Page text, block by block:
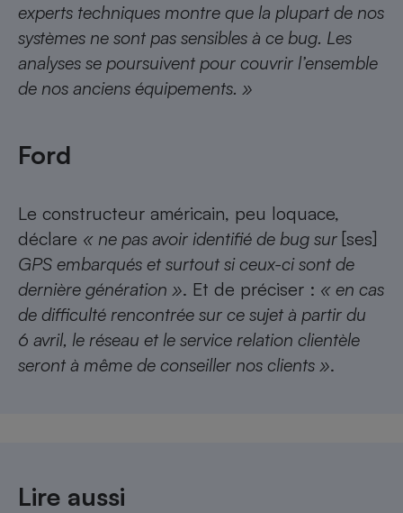
experts techniques montre que la plupart de nos
systèmes ne sont pas sensibles à ce bug. Les
analyses se poursuivent pour couvrir l’ensemble
de nos anciens équipements. »
Ford
Le constructeur américain, peu loquace,
déclare « ne pas avoir identifié de bug sur [ses]
GPS embarqués et surtout si ceux-ci sont de
dernière génération ». Et de préciser : « en cas
de difficulté rencontrée sur ce sujet à partir du
6 avril, le réseau et le service relation clientèle
seront à même de conseiller nos clients ».
Lire aussi